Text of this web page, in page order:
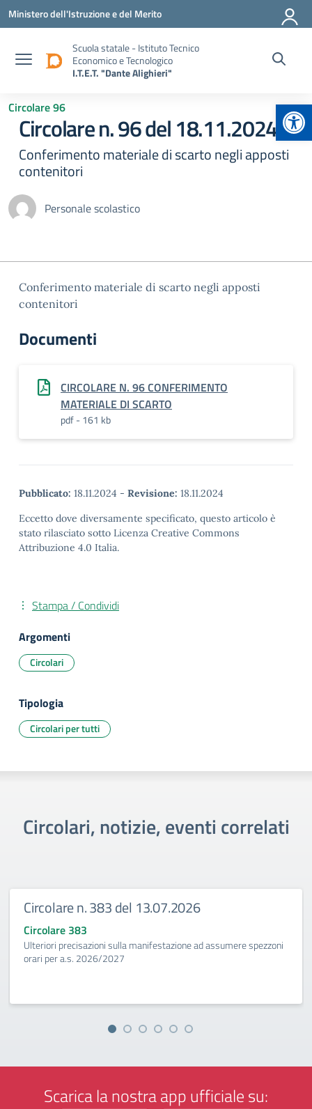
Vai ai contenuti
Vai al menu di navigazione
Vai al footer
Ministero dell'Istruzione e del Merito
Scuola statale - Istituto Tecnico
Economico e Tecnologico
I.T.E.T. "Dante Alighieri"
Circolare 96
Circolare n. 96 del 18.11.2024
Conferimento materiale di scarto negli apposti
contenitori
Personale scolastico
Conferimento materiale di scarto negli apposti
contenitori
Documenti
CIRCOLARE N. 96 CONFERIMENTO
MATERIALE DI SCARTO
pdf - 161 kb
Pubblicato: 18.11.2024 - Revisione: 18.11.2024
Eccetto dove diversamente specificato, questo articolo è
stato rilasciato sotto Licenza Creative Commons
Attribuzione 4.0 Italia.
Stampa / Condividi
Argomenti
Circolari
Tipologia
Circolari per tutti
Circolari, notizie, eventi correlati
Circolare n. 383 del 13.07.2026
Circolare 383
Ulteriori precisazioni sulla manifestazione ad assumere spezzoni
orari per a.s. 2026/2027
Scarica la nostra app ufficiale su: